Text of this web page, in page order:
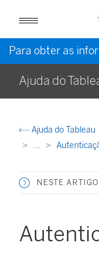
Ajuda do
Ajuda do Tableau
...
NESTE ARTIGO